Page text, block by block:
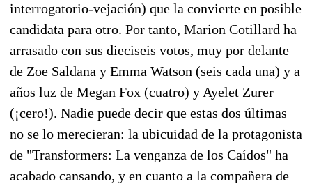
interrogatorio-vejación) que la convierte en posible
candidata para otro. Por tanto, Marion Cotillard ha
arrasado con sus dieciseis votos, muy por delante
de Zoe Saldana y Emma Watson (seis cada una) y a
años luz de Megan Fox (cuatro) y Ayelet Zurer
(¡cero!). Nadie puede decir que estas dos últimas
no se lo merecieran: la ubicuidad de la protagonista
de "Transformers: La venganza de los Caídos" ha
acabado cansando, y en cuanto a la compañera de